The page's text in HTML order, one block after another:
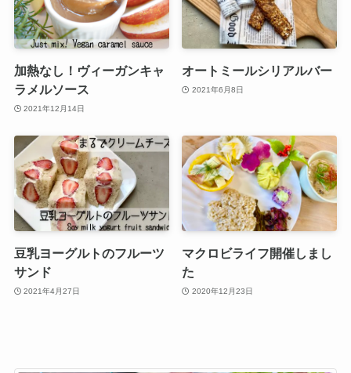
加熱なし！ヴィーガンキャ
ラメルソース
2021年12月14日
オートミールシリアルバー
2021年6月8日
豆乳ヨーグルトのフルーツ
サンド
2021年4月27日
マクロビライフ開催しまし
た
2020年12月23日